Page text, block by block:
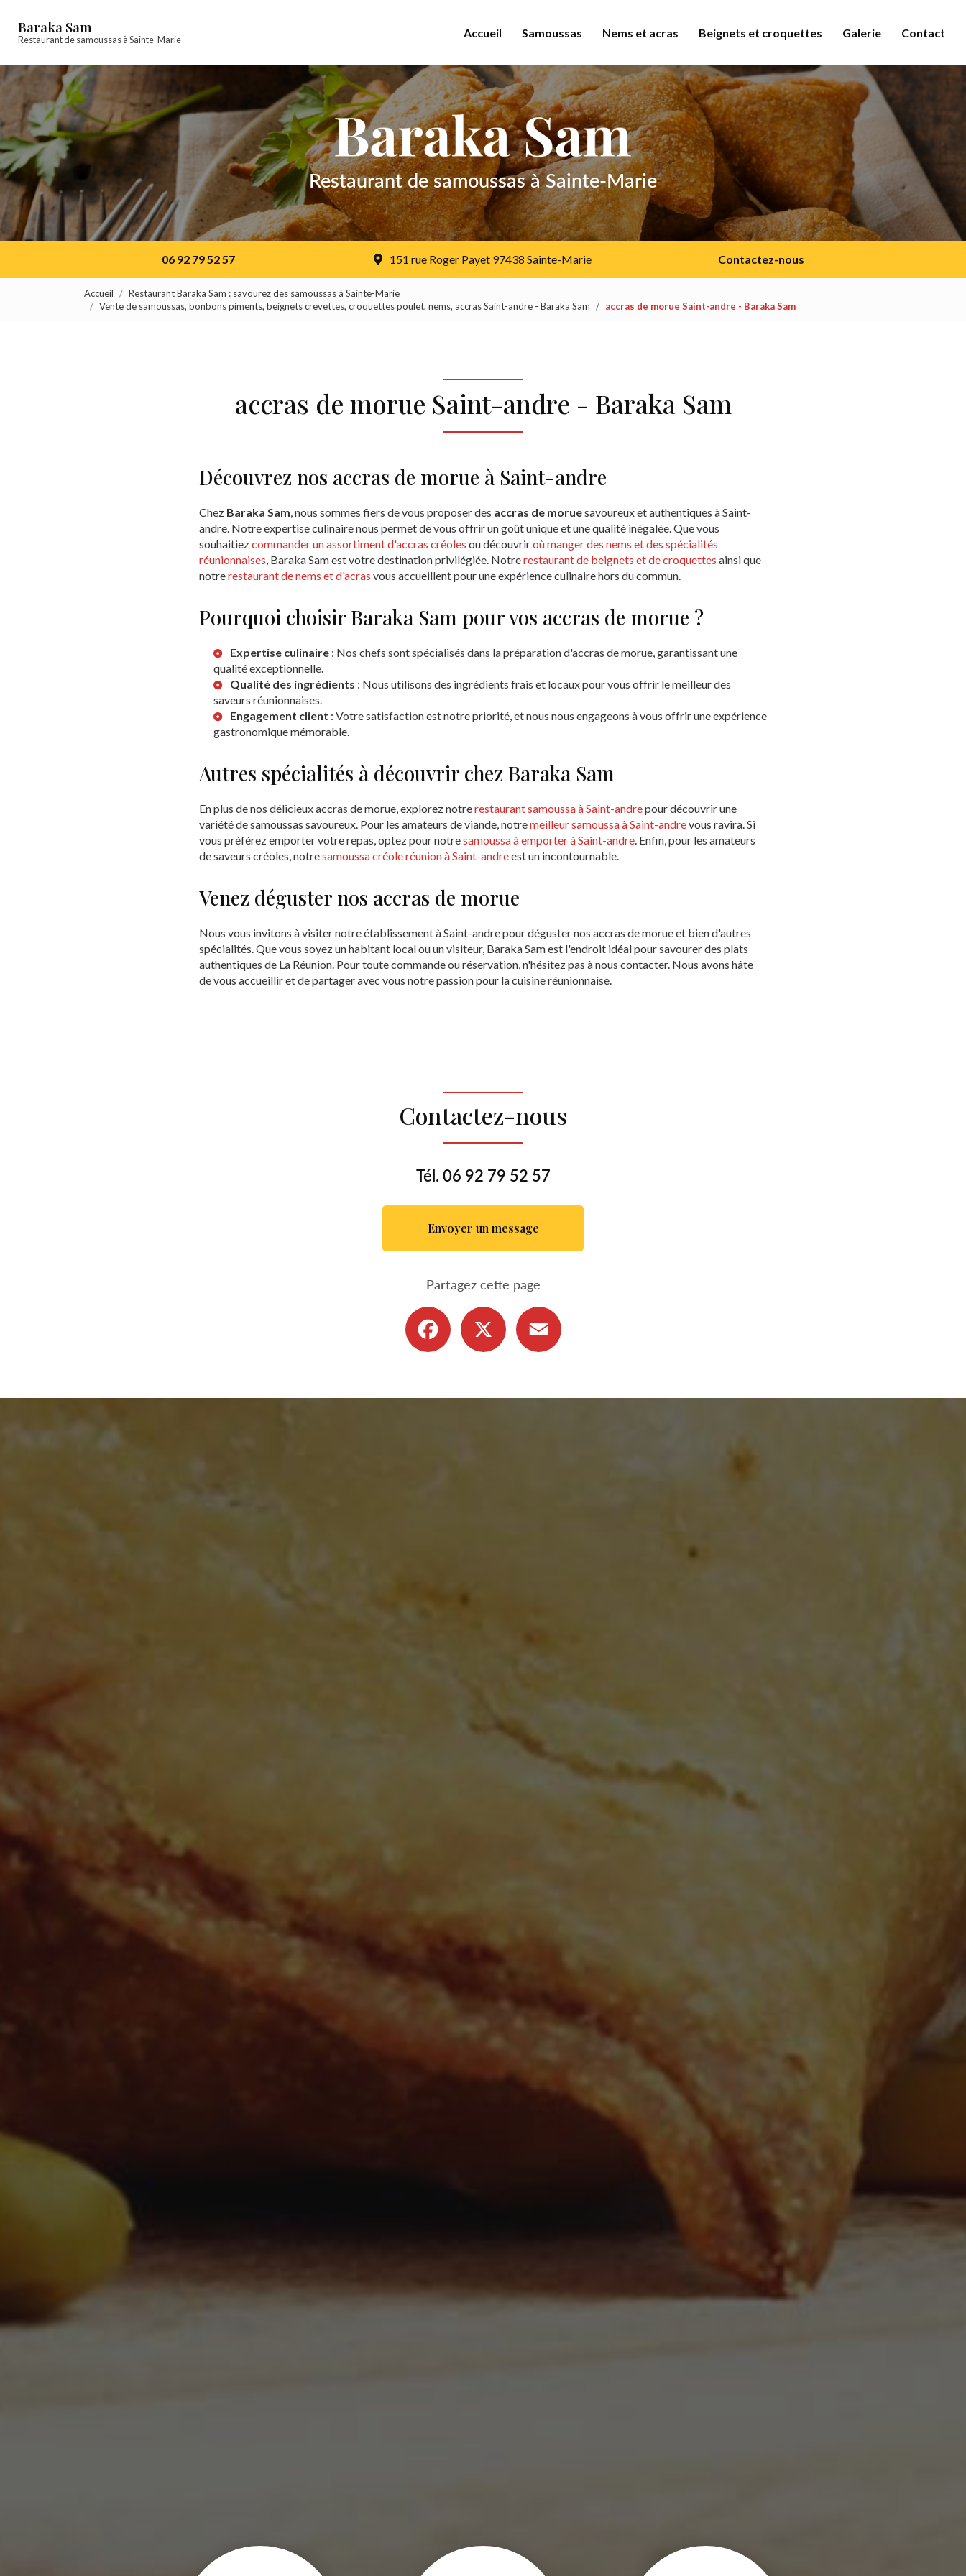
contenu
Baraka Sam
Restaurant de samoussas à Sainte-Marie
Accueil
Samoussas Nems et acras Beignets et croquettes Galerie Contact
Restaurant de samoussasà Sainte-Marie
06 92 79 52 57 151 rue Roger Payet 97438 Sainte-Marie Contactez-nous
Accueil
Restaurant Baraka Sam : savourez des samoussas à Sainte-Marie
Vente de samoussas, bonbons piments, beignets crevettes, croquettes poulet, nems, accras Saint-andre - Baraka Sam
accras de morue Saint-andre - Baraka Sam
accras de morue Saint-andre - Baraka Sam
Découvrez nos accras de morue à Saint-andre
Chez Baraka Sam, nous sommes fiers de vous proposer des accras de moruesavoureux et authentiques à Saint-
andre. Notre expertise culinaire nous permet de vous offrir un goût unique et une qualité inégalée. Que vous
souhaitiezcommander un assortiment d'accras créoles ou découvriroù manger des nems et des spécialités
réunionnaises, Baraka Sam est votre destination privilégiée. Notrerestaurant de beignets et de croquettes ainsi que
notrerestaurant de nems et d'acras vous accueillent pour une expérience culinaire hors du commun.
Pourquoi choisir Baraka Sam pour vos accras de morue ?
Expertise culinaire : Nos chefs sont spécialisés dans la préparation d'accras de morue, garantissant une
qualité exceptionnelle.
Qualité des ingrédients : Nous utilisons des ingrédients frais et locaux pour vous offrir le meilleur des
saveurs réunionnaises.
Engagement client : Votre satisfaction est notre priorité, et nous nous engageons à vous offrir une expérience
gastronomique mémorable.
Autres spécialités à découvrir chez Baraka Sam
En plus de nos délicieux accras de morue, explorez notrerestaurant samoussa à Saint-andrepour découvrir une
variété de samoussas savoureux. Pour les amateurs de viande, notremeilleur samoussa à Saint-andrevous ravira. Si
vous préférez emporter votre repas, optez pour notresamoussa à emporter à Saint-andre. Enfin, pour les amateurs
de saveurs créoles, notresamoussa créole réunion à Saint-andreest un incontournable.
Venez déguster nos accras de morue
Nous vous invitons à visiter notre établissement à Saint-andre pour déguster nos accras de morue et bien d'autres
spécialités. Que vous soyez un habitant local ou un visiteur, Baraka Sam est l'endroit idéal pour savourer des plats
authentiques de La Réunion. Pour toute commande ou réservation, n'hésitez pas à nous contacter. Nous avons hâte
de vous accueillir et de partager avec vous notre passion pour la cuisine réunionnaise.
Contactez-nous
Tél. 06 92 79 52 57
Envoyer un message
Partagez cette page
Facebook